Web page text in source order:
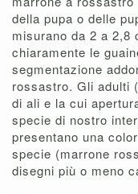
della pupa o delle
misurano da 2 a 2,8
chiaramente le
segmentazione
rossastro. Gli adulti
di ali e la cui
specie di nostro
presentano una
specie (marrone
disegni più o meno